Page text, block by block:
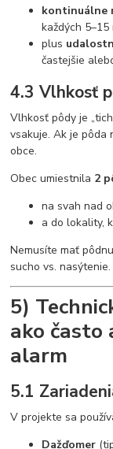
kontinuálne
každých 5–15
plus
častejšie
4.3 Vlhkosť
Vlhkosť pôdy je
vsakuje. Ak je pôda
obce.
Obec umiestnila 2
na svah nad
a do lokality,
Nemusíte mať
sucho vs. nasýtenie.
5)
ako často
alarm
5.1
V projekte sa
Dažďomer